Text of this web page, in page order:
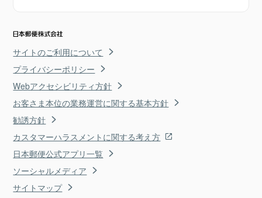
サイトのご利用について
プライバシーポリシー
Webアクセシビリティ方針
お客さま本位の業務運営に関する基本方針
勧誘方針
カスタマーハラスメントに関する考え方
日本郵便公式アプリ一覧
ソーシャルメディア
サイトマップ